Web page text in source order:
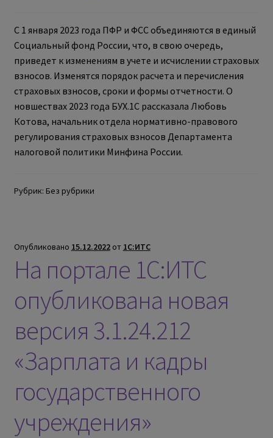
С 1 января 2023 года ПФР и ФСС объединяются в единый
Социальный фонд России, что, в свою очередь,
приведет к изменениям в учете и исчислении страховых
взносов. Изменятся порядок расчета и перечисления
страховых взносов, сроки и формы отчетности. О
новшествах 2023 года БУХ.1С рассказала Любовь
Котова, начальник отдела нормативно-правового
регулирования страховых взносов Департамента
налоговой политики Минфина России.
Рубрик: Без рубрики
Опубликовано 15.12.2022 от 1С:ИТС
На портале 1С:ИТС
опубликована новая
версия 3.1.24.212
«Зарплата и кадры
государственного
учреждения»